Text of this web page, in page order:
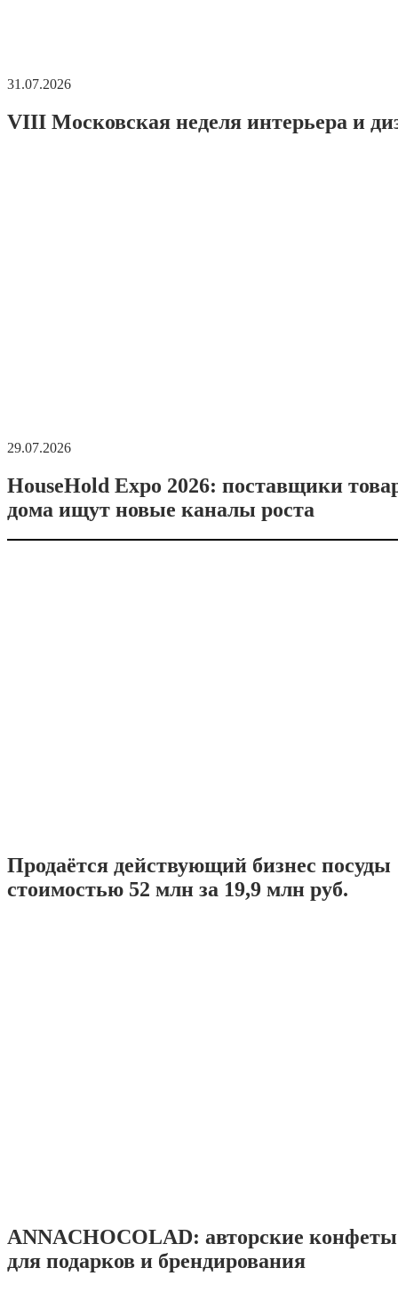
31.07.2026
VIII Московская неделя интерьера и
29.07.2026
HouseHold Expo 2026: поставщики
дома ищут новые каналы роста
Продаётся действующий бизнес посуды
стоимостью 52 млн за 19,9 млн руб.
ANNACHOCOLAD: авторские
для подарков и брендирования